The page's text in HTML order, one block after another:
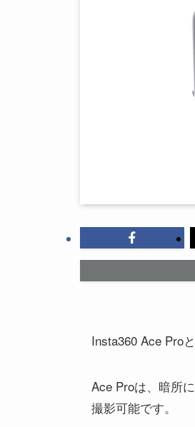
Insta360 Ace Pro
Ace Proは、暗所
撮影可能です。